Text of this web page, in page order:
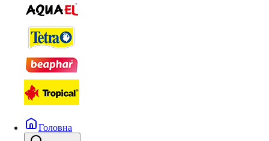
Головна